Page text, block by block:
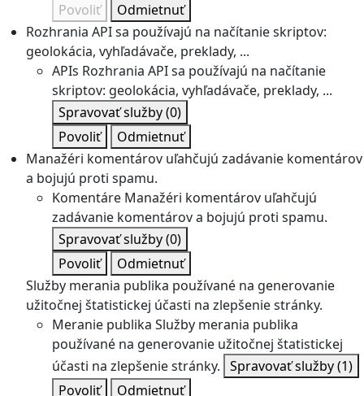
Povoliť
Odmietnuť
Rozhrania API sa používajú na načítanie skriptov:
geolokácia, vyhľadávače, preklady, ...
APIs Rozhrania API sa používajú na načítanie
skriptov: geolokácia, vyhľadávače, preklady, ...
Spravovať služby(0)
Povoliť
Odmietnuť
Manažéri komentárov uľahčujú zadávanie komentárov
a bojujú proti spamu.
Komentáre Manažéri komentárov uľahčujú
zadávanie komentárov a bojujú proti spamu.
Spravovať služby(0)
Povoliť
Odmietnuť
Služby merania publika používané na generovanie
užitočnej štatistickej účasti na zlepšenie stránky.
Meranie publika Služby merania publika
používané na generovanie užitočnej štatistickej
účasti na zlepšenie stránky. Spravovať služby(1)
Povoliť
Odmietnuť